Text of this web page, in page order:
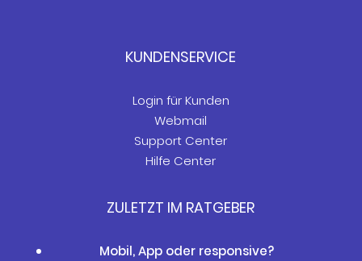
KUNDENSERVICE
Login für Kunden
Webmail
Support Center
Hilfe Center
ZULETZT IM RATGEBER
Mobil, App oder responsive?